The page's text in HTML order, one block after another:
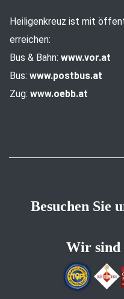
Heiligenkreuz ist mit
erreichen:
Bus & Bahn: www.vor.at
Bus: www.postbus.at
Zug: www.oebb.at
Besuchen Sie
Wir sind